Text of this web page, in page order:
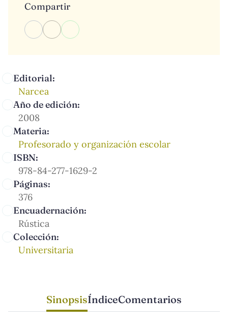
Editorial:
Narcea
Año de edición:
2008
Materia:
Profesorado y organización escolar
ISBN:
978-84-277-1629-2
Páginas:
376
Encuadernación:
Rústica
Colección:
Universitaria
Compartir
SinopsisÍndiceComentarios